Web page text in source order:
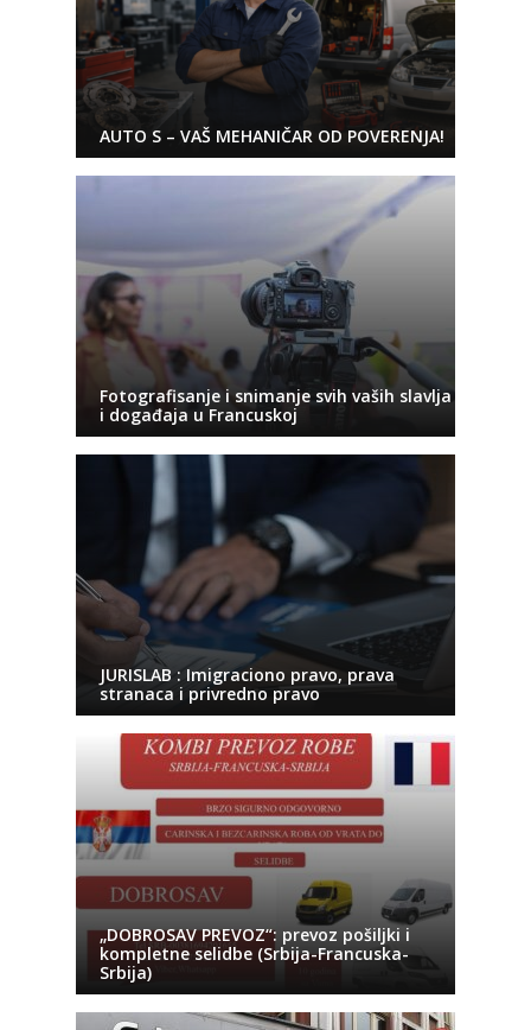
AUTO S – VAŠ MEHANIČAR OD POVERENJA!
Fotografisanje i snimanje svih vaših slavlja
i događaja u Francuskoj
JURISLAB : Imigraciono pravo, prava
stranaca i privredno pravo
„DOBROSAV PREVOZ“: prevoz pošiljki i
kompletne selidbe (Srbija-Francuska-
Srbija)